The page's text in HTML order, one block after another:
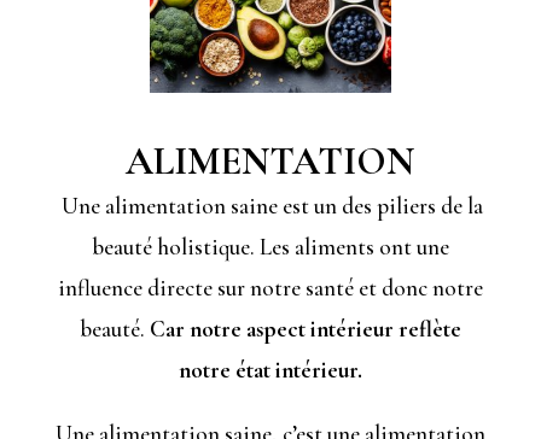
ALIMENTATION
Une alimentation saine est un des piliers de la
beauté holistique. Les aliments ont une
influence directe sur notre santé et donc notre
beauté. Car notre aspect intérieur reflète
notre état intérieur.